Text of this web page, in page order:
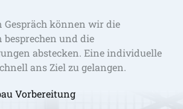
Gespräch können wir die
und die
abstecken. Eine individuelle
ans Ziel zu gelangen.
Vorbereitung